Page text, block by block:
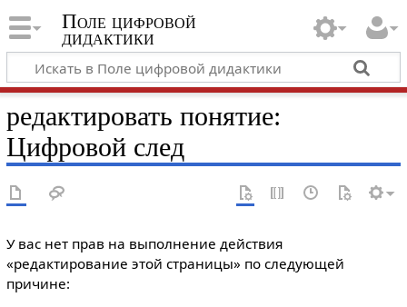
Поле цифровой
дидактики
редактировать понятие:
Цифровой след
У вас нет прав на выполнение действия
«редактирование этой страницы» по следующей
причине: